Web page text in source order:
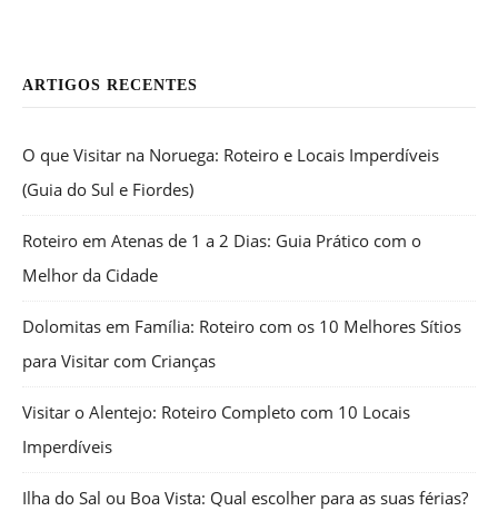
ARTIGOS RECENTES
O que Visitar na Noruega: Roteiro e Locais Imperdíveis
(Guia do Sul e Fiordes)
Roteiro em Atenas de 1 a 2 Dias: Guia Prático com o
Melhor da Cidade
Dolomitas em Família: Roteiro com os 10 Melhores Sítios
para Visitar com Crianças
Visitar o Alentejo: Roteiro Completo com 10 Locais
Imperdíveis
Ilha do Sal ou Boa Vista: Qual escolher para as suas férias?